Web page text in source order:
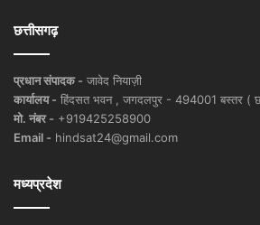
छत्तीसगढ़
प्रधान संपादक - जावेद नियाज़ी
कार्यालय - हिंदसत भवन , जगदलपुर - 494001 बस्तर (
मो. नंबर - +919425258900
Email - hindsat24@gmail.com
मध्यप्रदेश